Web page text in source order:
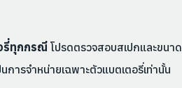
รี่ทุกกรณี โปรดตรวจสอบสเปกและขน
นการจำหน่ายเฉพาะตัวแบตเตอรี่เท่านั้น